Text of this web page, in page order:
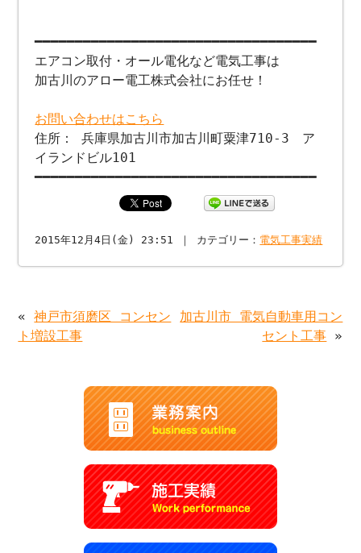
━━━━━━━━━━━━━━━━━━━━━━━━━━━━━━━━━━━
エアコン取付・オール電化など電気工事は
加古川のアロー電工株式会社にお任せ！
お問い合わせはこちら
住所： 兵庫県加古川市加古川町粟津710-3 ア
イランドビル101
━━━━━━━━━━━━━━━━━━━━━━━━━━━━━━━━━━━
2015年12月4日(金) 23:51 ｜ カテゴリー： 電気工事実績
«神戸市須磨区 コンセン
ト増設工事
加古川市 電気自動車用コン
セント工事 »